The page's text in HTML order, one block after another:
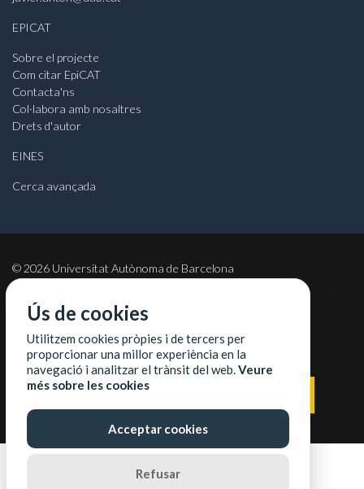
EPICAT
Sobre el projecte
Com citar EpiCAT
Contacta'ns
Col·labora amb nosaltres
Drets d'autor
EINES
Cerca avançada
© 2026 Universitat Autònoma de Barcelona
COL·LABORADORS
Ús de cookies
Utilitzem cookies pròpies i de tercers per
proporcionar una millor experiència en la
navegació i analitzar el trànsit del web.Veure
més sobre les cookies
Acceptar cookies
Refusar